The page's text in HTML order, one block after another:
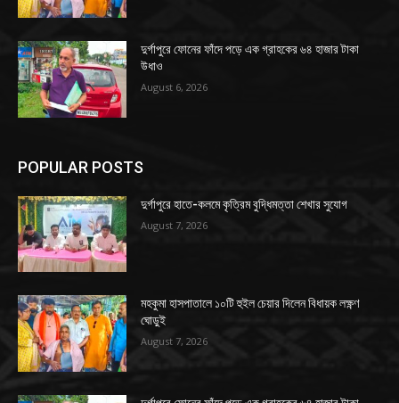
দুর্গাপুরে ফোনের ফাঁদে পড়ে এক গ্রাহকের ৬৪ হাজার টাকা
উধাও
August 6, 2026
POPULAR POSTS
দুর্গাপুরে হাতে-কলমে কৃত্রিম বুদ্ধিমত্তা শেখার সুযোগ
August 7, 2026
মহকুমা হাসপাতালে ১০টি হুইল চেয়ার দিলেন বিধায়ক লক্ষ্ণণ
ঘোড়ুই
August 7, 2026